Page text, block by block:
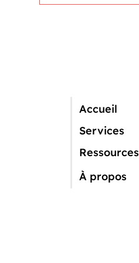
hors saison ?
Accueil
Services
Ressources
À propos